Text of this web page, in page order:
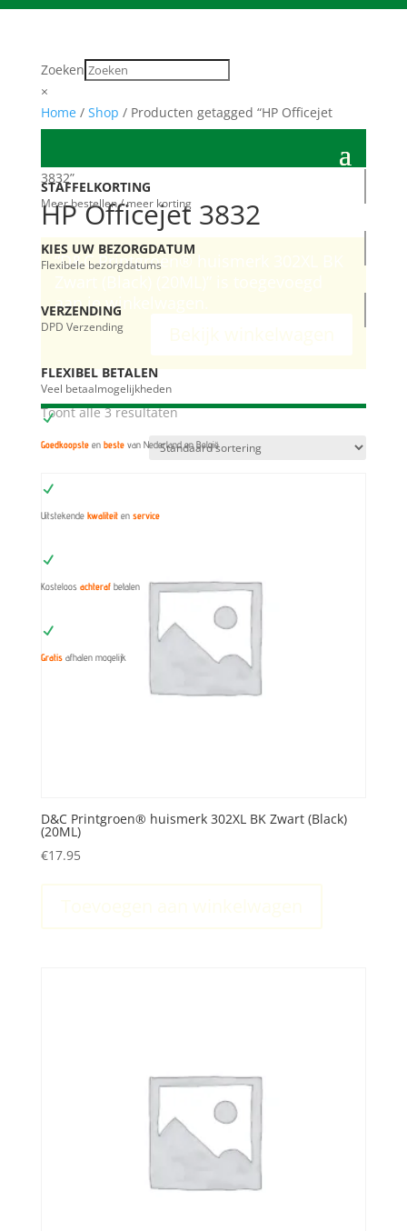
Zoeken
×
STAFFELKORTING
Meer bestellen / meer korting
KIES UW BEZORGDATUM
Flexibele bezorgdatums
VERZENDING
DPD Verzending
FLEXIBEL BETALEN
Veel betaalmogelijkheden
N
Goedkoopsteen bestevan Nederland en België
N
Uitstekendekwaliteiten service
N
Kosteloos achteraf betalen
N
Gratis afhalen mogelijk
Home/ Shop / Producten getagged “HP Officejet
3832”
HP Officejet 3832
“D&C Printgroen® huismerk 302XL BK
aan je winkelwagen.
Toont alle 3 resultaten
D&C Printgroen® huismerk 302XL BK Zwart (Black)
(20ML)
€17.95